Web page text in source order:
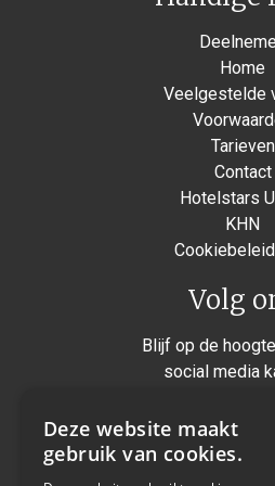
Home
Veelgestelde
Tarieven
Contact
Hotelstars
KHN
Volg
Blijf op de
social media
Deze website maakt
gebruik van cookies.